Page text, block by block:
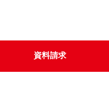
資料請求